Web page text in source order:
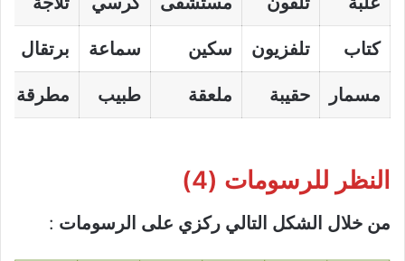
كتاب تلفزيون سكين سماعة برتقال
مسمار حقيبة ملعقة طبيب مطرقة
النظر للرسومات (4)
من خلال الشكل التالي ركزي على الرسومات :